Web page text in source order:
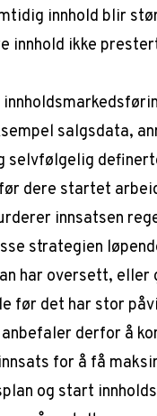
innhold blir
innhold ikke
salgsdata,
selvfølgelig
dere startet
innsatsen
strategien
har oversett, eller
før det har stor
derfor å
for å få
og start